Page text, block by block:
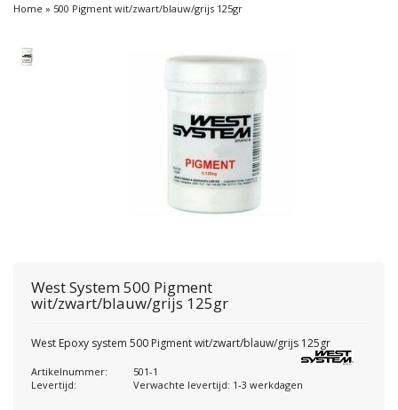
Home » 500 Pigment wit/zwart/blauw/grijs 125gr
West System500 Pigment
wit/zwart/blauw/grijs 125gr
West Epoxy system 500 Pigment wit/zwart/blauw/grijs 125gr
Artikelnummer:
501-1
Levertijd:
Verwachte levertijd: 1-3 werkdagen